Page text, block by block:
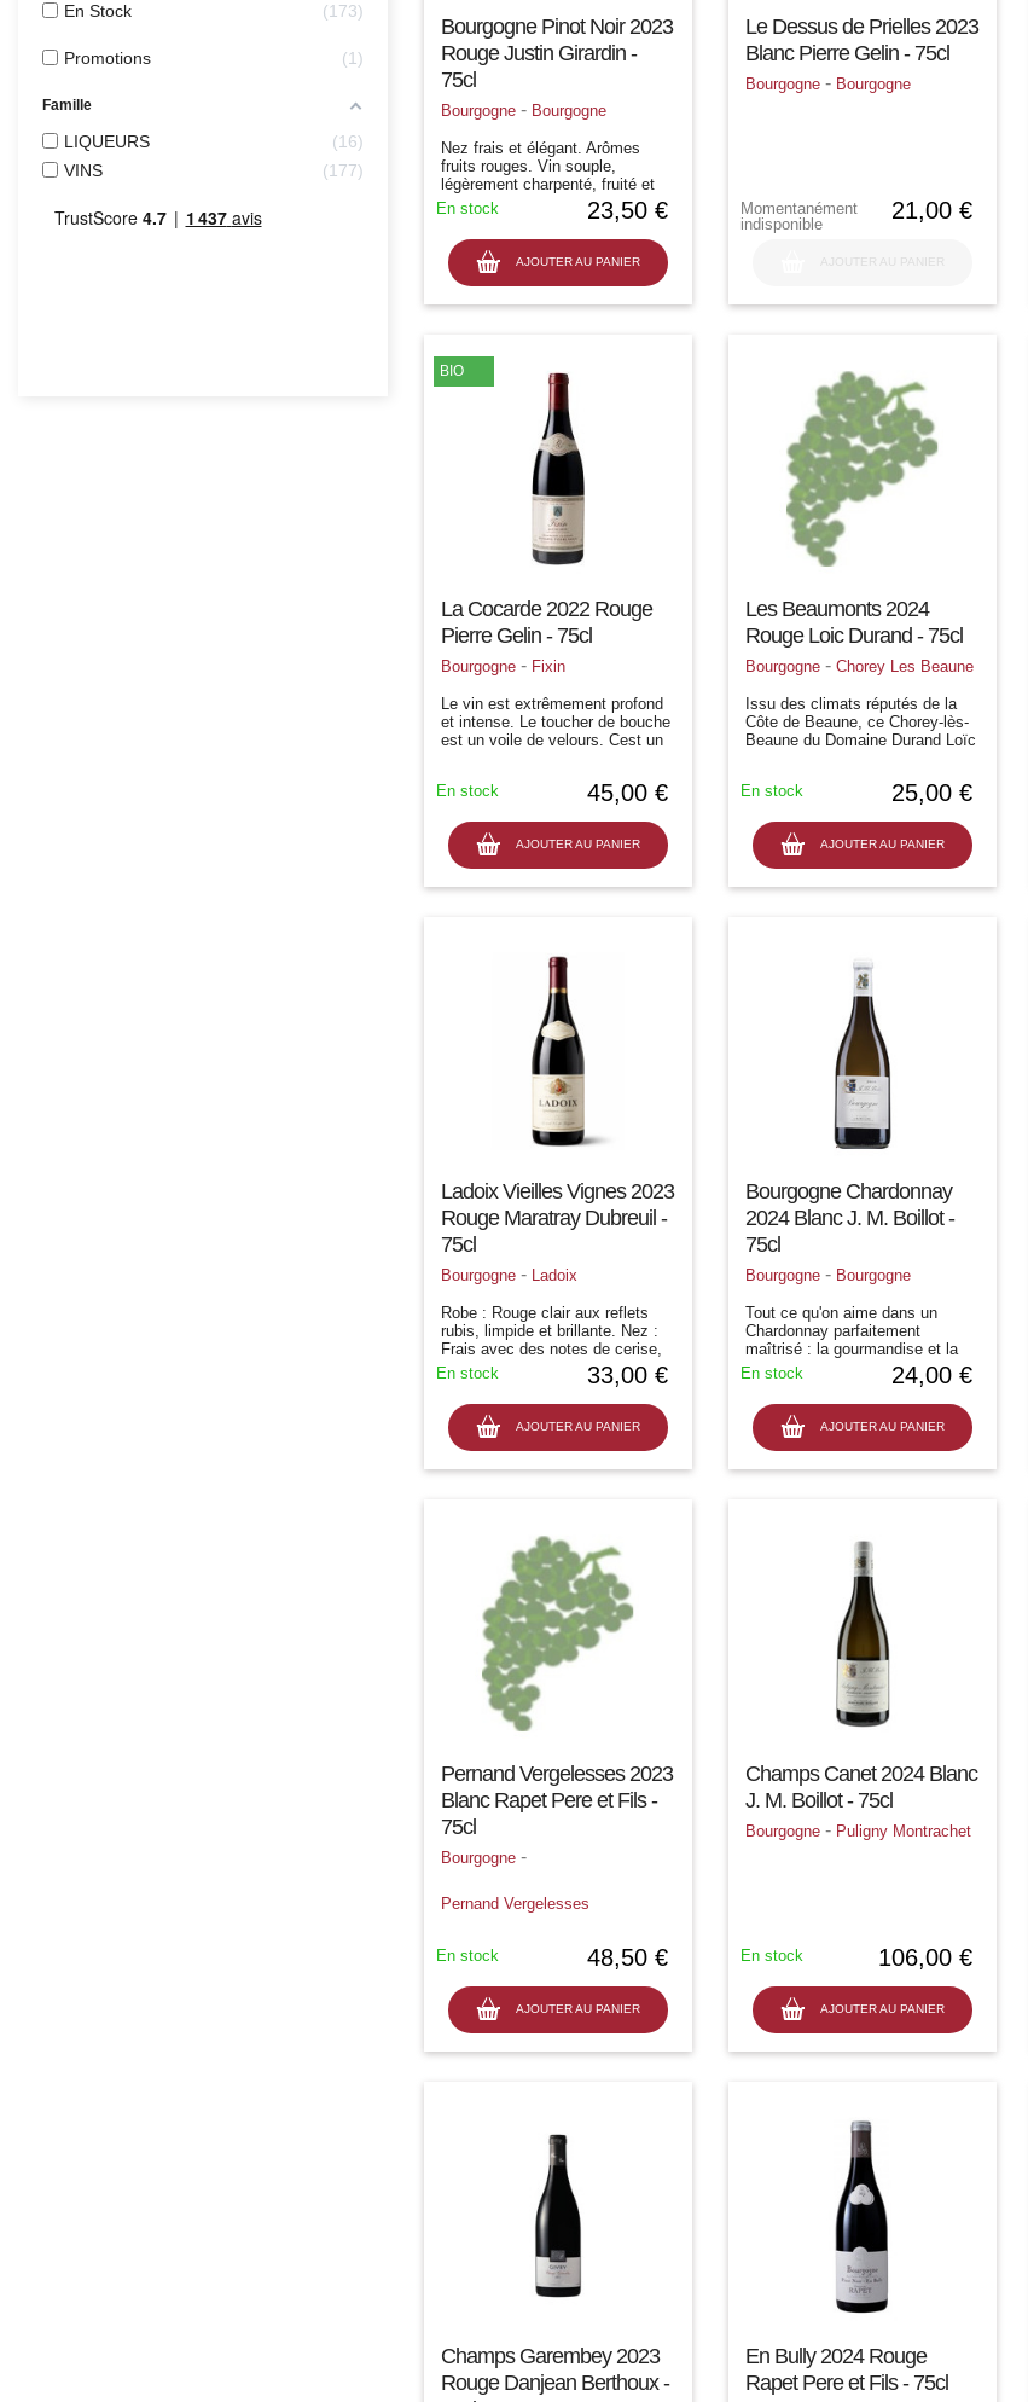
En Stock 173
Promotions 1
Famille
LIQUEURS
16
VINS
177
Bourgogne Pinot Noir 2023
Rouge Justin Girardin -
75cl
Bourgogne - Bourgogne
Nez frais et élégant. Arômes
fruits rouges. Vin souple,
légèrement charpenté, fruité et
frais, c'est avant tout un vin de
plaisir. Potentiel de garde 3 à 4
ans
23,50 €
AJOUTER AU PANIER
En stock
Le Dessus de Prielles 2023
Blanc Pierre Gelin - 75cl
Bourgogne - Bourgogne
21,00 €
AJOUTER AU PANIER
Momentanément
indisponible
La Cocarde 2022 Rouge
Pierre Gelin - 75cl
Bourgogne - Fixin
Le vin est extrêmement profond
et intense. Le toucher de bouche
est un voile de velours. Cest un
équilibre
45,00 €
AJOUTER AU PANIER
En stock
BIO
Les Beaumonts 2024
Rouge Loic Durand - 75cl
Bourgogne - Chorey Les Beaune
Issu des climats réputés de la
Côte de Beaune, ce Chorey-lès-
Beaune du Domaine Durand Loïc
climat Les Beaumonts confère à
25,00 €
AJOUTER AU PANIER
En stock
Ladoix Vieilles Vignes 2023
Rouge Maratray Dubreuil -
75cl
Bourgogne - Ladoix
Robe : Rouge clair aux reflets
rubis, limpide et brillante. Nez :
Frais avec des notes de cerise,
de framboise et une touche
florale délicate. Bouche :
Élégante, équilibrée avec des
tanins fins...
33,00 €
AJOUTER AU PANIER
En stock
Bourgogne Chardonnay
2024 Blanc J. M. Boillot -
75cl
Bourgogne - Bourgogne
Tout ce qu'on aime dans un
Chardonnay parfaitement
maîtrisé : la gourmandise et la
vivacité ! Un rapport prix/plaisir
particulièrement impressionnant
24,00 €
AJOUTER AU PANIER
En stock
Pernand Vergelesses 2023
Blanc Rapet Pere et Fils -
75cl
Bourgogne -
Pernand Vergelesses
48,50 €
AJOUTER AU PANIER
En stock
Champs Canet 2024 Blanc
J. M. Boillot - 75cl
Bourgogne - Puligny Montrachet
106,00 €
AJOUTER AU PANIER
En stock
Champs Garembey 2023
Rouge Danjean Berthoux -
En Bully 2024 Rouge
Rapet Pere et Fils - 75cl